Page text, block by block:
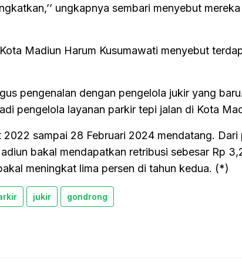
ungkapnya sembari menyebut
Madiun Harum Kusumawati menyebut
pengenalan dengan pengelola jukir yang
pengelola layanan parkir tepi jalan di Kota
2022 sampai 28 Februari 2024 mendatang. Dari
bakal mendapatkan retribusi sebesar Rp
meningkat lima persen di tahun kedua. (*)
jukir gondrong